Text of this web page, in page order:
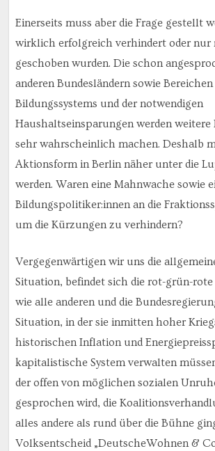
Einerseits muss aber die Frage gestellt
wirklich erfolgreich verhindert oder nur
geschoben wurden. Die schon
anderen Bundesländern sowie Bereichen
Bildungssystems und der notwendigen
Haushaltseinsparungen werden weitere
sehr wahrscheinlich machen. Deshalb
Aktionsform in Berlin näher unter die
werden. Waren eine Mahnwache sowie
Bildungspolitiker:innen an die
um die Kürzungen zu verhindern?
Vergegenwärtigen wir uns die
Situation, befindet sich die rot-grün-rote
wie alle anderen und die
Situation, in der sie inmitten hoher
historischen Inflation und
kapitalistische System verwalten
der offen von möglichen sozialen
gesprochen wird, die
alles andere als rund über die Bühne
Volksentscheid „DeutscheWohnen &